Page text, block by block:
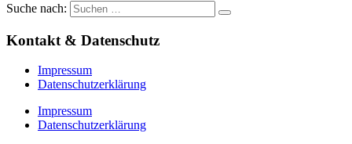
Suche nach:
Kontakt & Datenschutz
Impressum
Datenschutzerklärung
Impressum
Datenschutzerklärung